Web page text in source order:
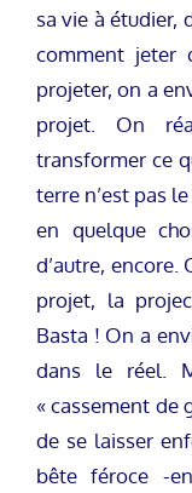
sa vie à étudier,
comment jeter
projeter, on a
projet. On
transformer ce
terre n’est pas
en quelque
d’autre, encore.
projet, la
Basta ! On a
dans le réel.
« cassement de
de se laisser
bête féroce -